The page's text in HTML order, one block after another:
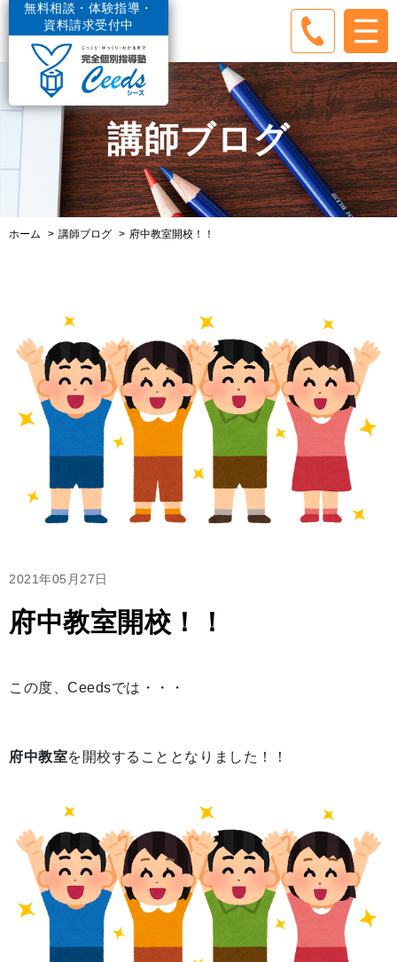
無料相談・体験指導・
資料請求受付中
講師ブログ
ホーム 講師ブログ 府中教室開校！！
2021年05月27日
府中教室開校！！
この度、Ceedsでは・・・
府中教室を開校することとなりました！！